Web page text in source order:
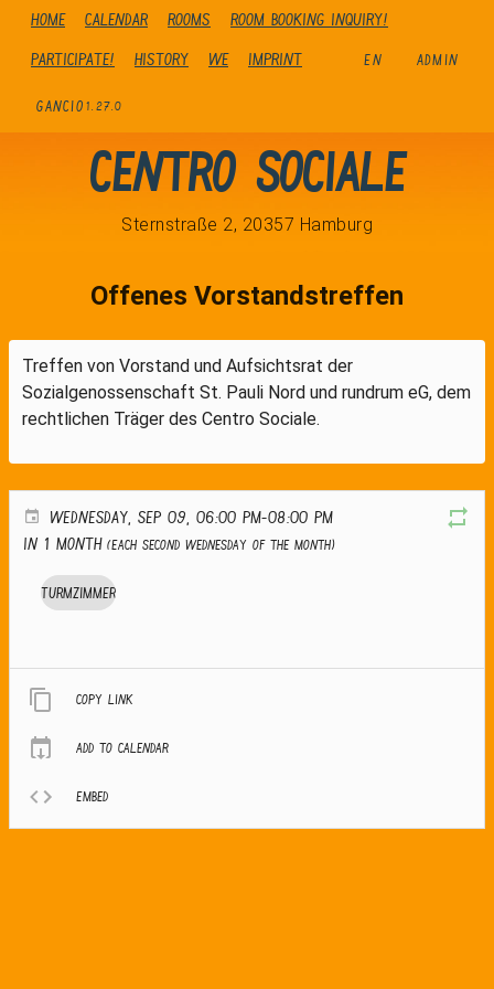
Home Calendar Rooms
Room booking inquiry!
Participate!
history We Imprint EN ADMIN
GANCIO 1.27.0
Centro Sociale
Sternstraße 2, 20357 Hamburg
Offenes Vorstandstreffen
Treffen von Vorstand und Aufsichtsrat der
Sozialgenossenschaft St. Pauli Nord und rundrum eG, dem
rechtlichen Träger des Centro Sociale.
WEDNESDAY, SEP 09, 06:00 PM-08:00 PM
in 1 month(Each second Wednesday of the month)
Turmzimmer
Copy link
Add to calendar
Embed